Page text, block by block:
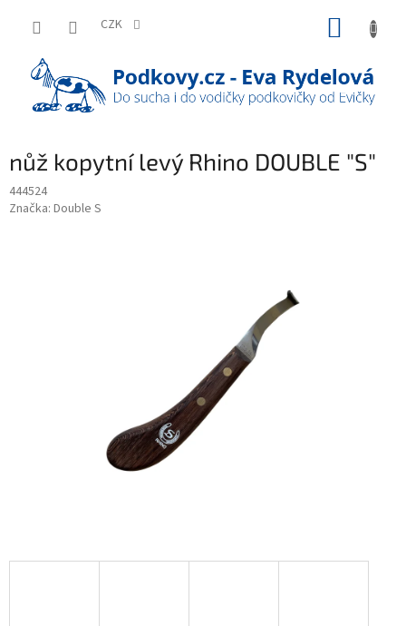
CZK
nůž kopytní levý Rhino DOUBLE "S"
444524
Značka: Double S